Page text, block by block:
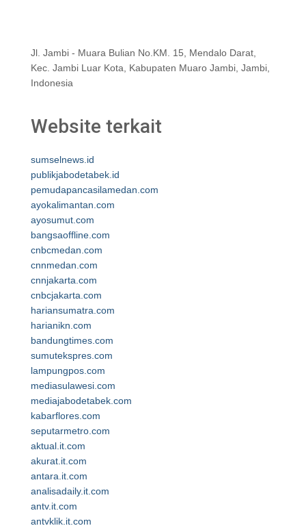
Jl. Jambi - Muara Bulian No.KM. 15, Mendalo Darat,
Kec. Jambi Luar Kota, Kabupaten Muaro Jambi, Jambi,
Indonesia
Website terkait
sumselnews.id
publikjabodetabek.id
pemudapancasilamedan.com
ayokalimantan.com
ayosumut.com
bangsaoffline.com
cnbcmedan.com
cnnmedan.com
cnnjakarta.com
cnbcjakarta.com
hariansumatra.com
harianikn.com
bandungtimes.com
sumutekspres.com
lampungpos.com
mediasulawesi.com
mediajabodetabek.com
kabarflores.com
seputarmetro.com
aktual.it.com
akurat.it.com
antara.it.com
analisadaily.it.com
antv.it.com
antvklik.it.com